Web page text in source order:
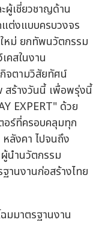
ผู้เชี่ยวชาญด้าน
ต่งแบบครบวงจร
หม่ ยกทัพนวัตกรรม
คสในงาน
จตามวิสัยทัศน์
ร้างวันนี้ เพื่อพรุ่งนี้
EXPERT" ด้วย
อร์ที่ครอบคลุมทุก
ลังคา ไปจนถึง
ผู้นำนวัตกรรม
านงานก่อสร้างไทย
มมาตรฐานงาน